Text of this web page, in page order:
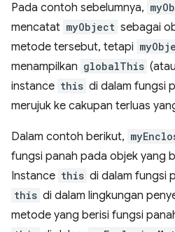
Pada contoh sebelumnya,
mencatat myObject sebagai
metode tersebut, tetapi
menampilkan globalThis (atau
instance this di dalam fungsi
merujuk ke cakupan terluas
Dalam contoh berikut,
fungsi panah pada objek yang
Instance this di dalam fungsi
this di dalam lingkungan
metode yang berisi fungsi